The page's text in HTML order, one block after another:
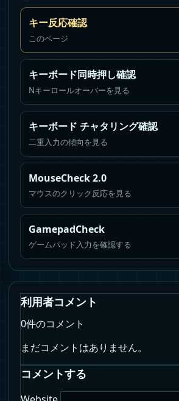
キー反応確認
このページ
キーボード同時押し確認
Nキーロールオーバーを見る
キーボード チャタリング確認
二重入力の傾向を見る
MouseCheck 2.0
マウスのクリック反応を見る
GamepadCheck
ゲームパッド入力を確認する
利用者コメント
0件のコメント
まだコメントはありません。
コメントする